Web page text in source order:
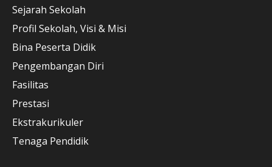
Sejarah Sekolah
Profil Sekolah, Visi & Misi
Bina Peserta Didik
Pengembangan Diri
Fasilitas
Prestasi
Ekstrakurikuler
Tenaga Pendidik